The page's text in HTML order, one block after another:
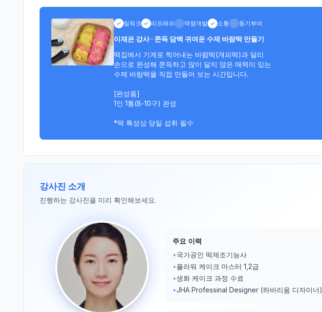
팀워크 리프레쉬 역량개발 소통 동기부여
이재은 강사 · 쫀득 담백 귀여운 수제 바람떡 만들기
떡집에서 기계로 찍어내는 바람떡(개피떡)과 달리
손으로 완성해 쫀득하고 많이 달지 않은 매력이 있는
수제 바람떡을 직접 만들어 보는 시간입니다.
[완성품]
1인 1통(8-10구) 완성
*떡 특성상 당일 섭취 필수
강사진 소개
진행하는 강사진을 미리 확인해보세요.
주요 이력
•국가공인 떡제조기능사
•플라워 케이크 마스터 1,2급
•생화 케이크 과정 수료
•JHA Professinal Designer (하바리움 디자이너)